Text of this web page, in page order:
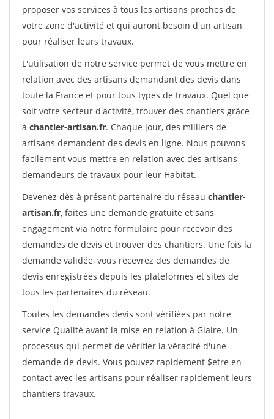
proposer vos services à tous les artisans proches de
votre zone d'activité et qui auront besoin d'un artisan
pour réaliser leurs travaux.
L'utilisation de notre service permet de vous mettre en
relation avec des artisans demandant des devis dans
toute la France et pour tous types de travaux. Quel que
soit votre secteur d'activité, trouver des chantiers grâce
à chantier-artisan.fr. Chaque jour, des milliers de
artisans demandent des devis en ligne. Nous pouvons
facilement vous mettre en relation avec des artisans
demandeurs de travaux pour leur Habitat.
Devenez dès à présent partenaire du réseau chantier-
artisan.fr, faites une demande gratuite et sans
engagement via notre formulaire pour recevoir des
demandes de devis et trouver des chantiers. Une fois la
demande validée, vous recevrez des demandes de
devis enregistrées depuis les plateformes et sites de
tous les partenaires du réseau.
Toutes les demandes devis sont vérifiées par notre
service Qualité avant la mise en relation à Glaire. Un
processus qui permet de vérifier la véracité d'une
demande de devis. Vous pouvez rapidement $etre en
contact avec les artisans pour réaliser rapidement leurs
chantiers travaux.